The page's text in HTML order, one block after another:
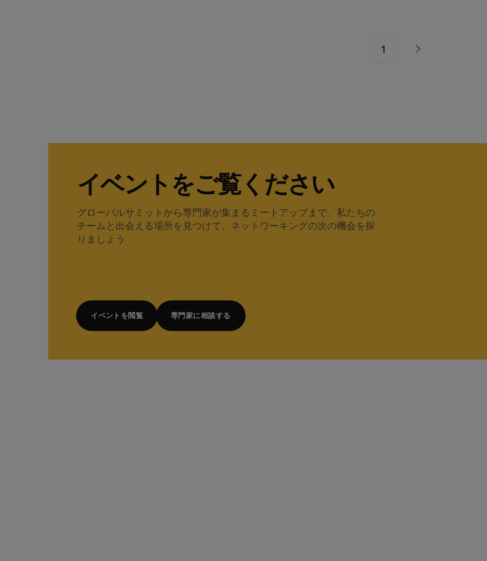
1 Next
イベントをご覧ください
グローバルサミットから専門家が集まるミートアップまで、私たちの
チームと出会える場所を見つけて、ネットワーキングの次の機会を探
りましょう
イベントを閲覧 専門家に相談する